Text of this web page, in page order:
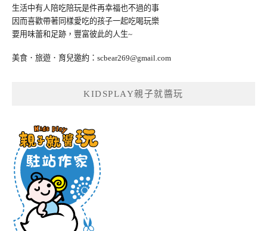
生活中有人陪吃陪玩是件再幸福也不過的事
因而喜歡帶著同樣愛吃的孩子一起吃喝玩樂
要用味蕾和足跡，豐富彼此的人生~
美食．旅遊．育兒邀約： scbear269@gmail.com
KIDSPLAY親子就醬玩